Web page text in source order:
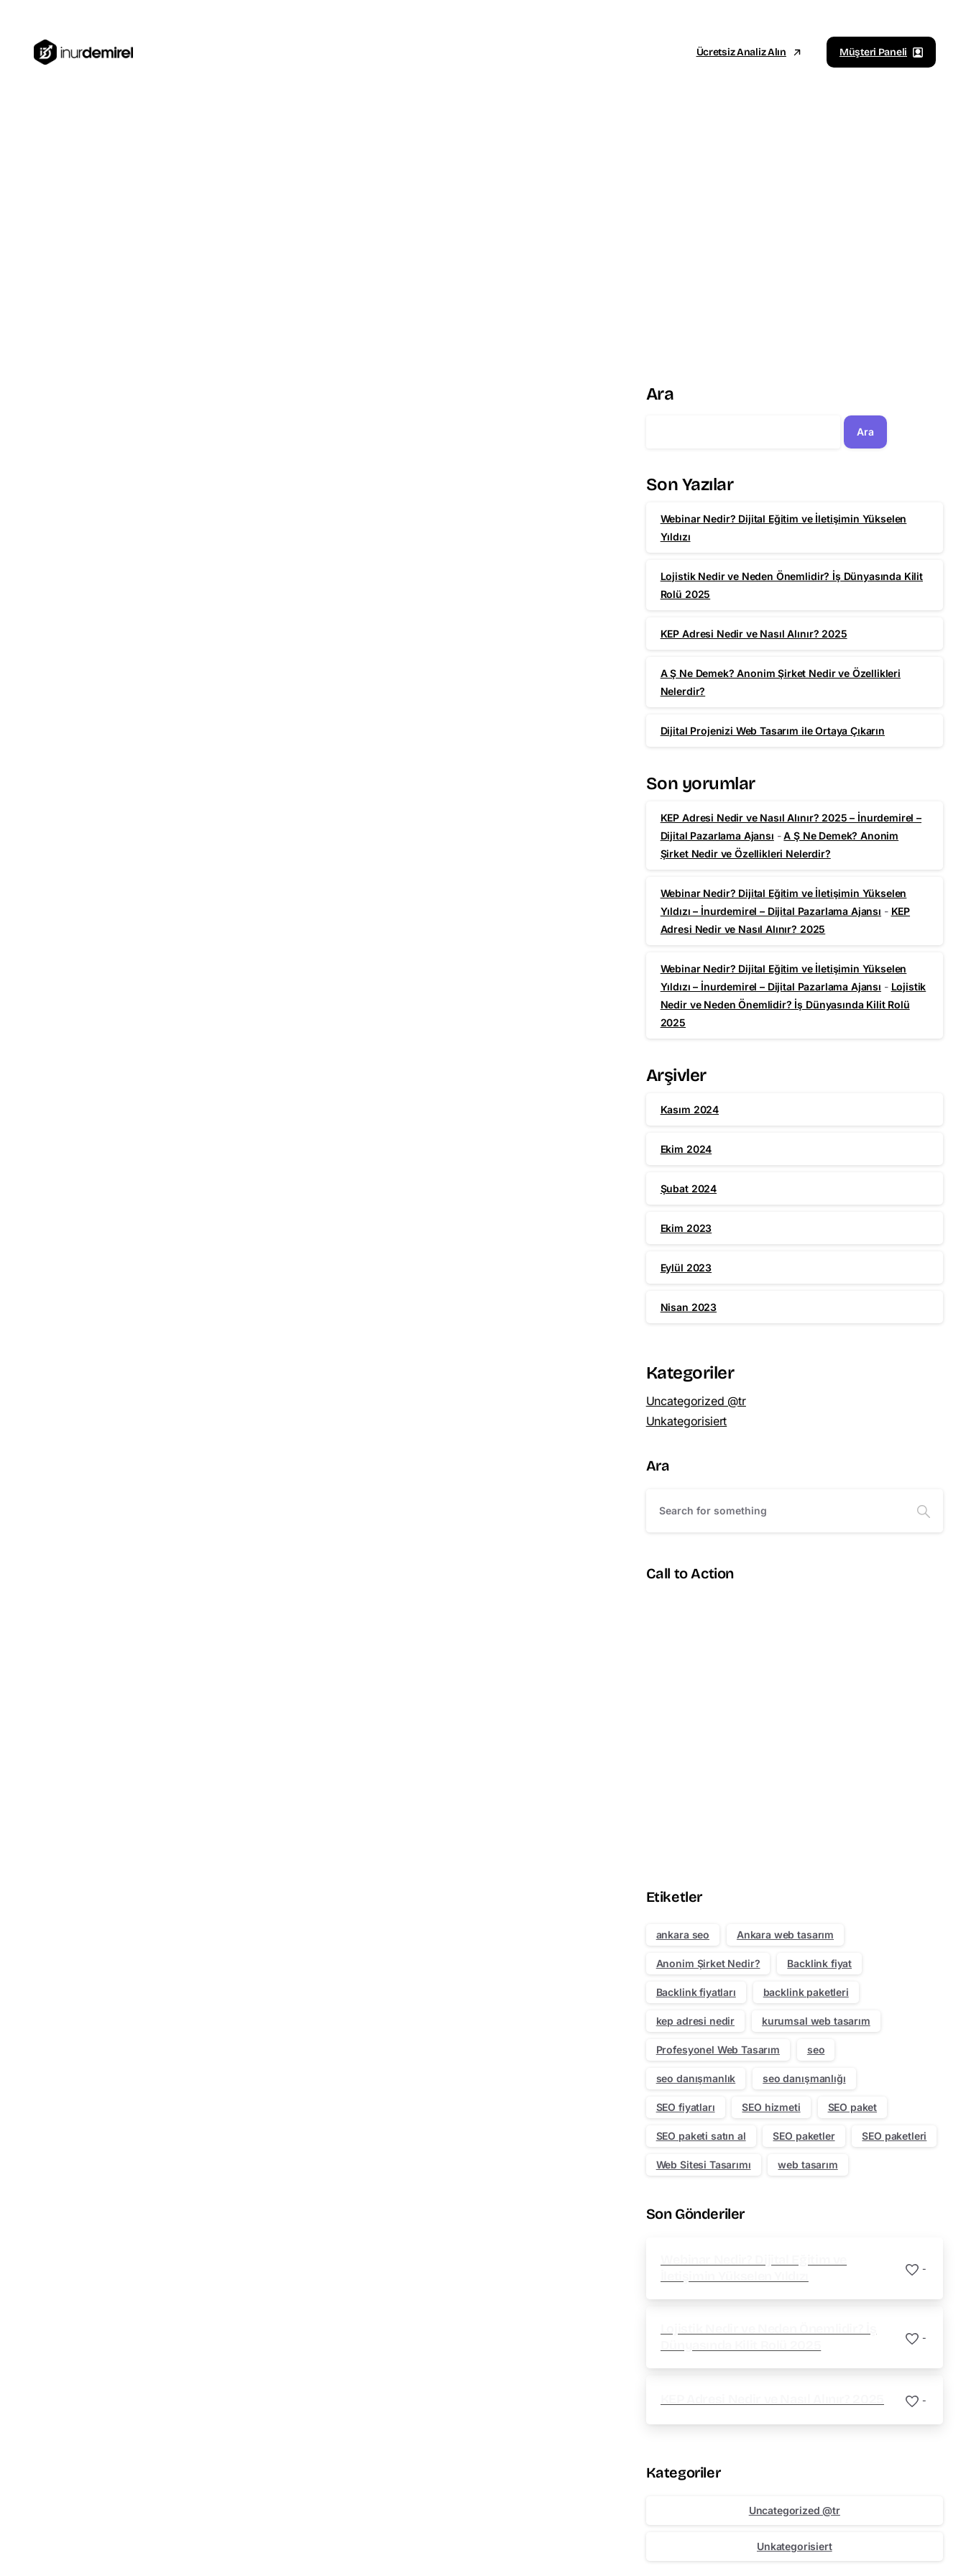
Ücretsiz Analiz Alın Müşteri Paneli
Ara
Ara
Son Yazılar
Webinar Nedir? Dijital Eğitim ve İletişimin Yükselen
Yıldızı
Lojistik Nedir ve Neden Önemlidir? İş Dünyasında Kilit
Rolü 2025
KEP Adresi Nedir ve Nasıl Alınır? 2025
A Ş Ne Demek? Anonim Şirket Nedir ve Özellikleri
Nelerdir?
Dijital Projenizi Web Tasarım ile Ortaya Çıkarın
Son yorumlar
KEP Adresi Nedir ve Nasıl Alınır? 2025 – İnurdemirel –
Dijital Pazarlama Ajansı -A Ş Ne Demek? Anonim
Şirket Nedir ve Özellikleri Nelerdir?
Webinar Nedir? Dijital Eğitim ve İletişimin Yükselen
Yıldızı – İnurdemirel – Dijital Pazarlama Ajansı - KEP
Adresi Nedir ve Nasıl Alınır? 2025
Webinar Nedir? Dijital Eğitim ve İletişimin Yükselen
Yıldızı – İnurdemirel – Dijital Pazarlama Ajansı - Lojistik
Nedir ve Neden Önemlidir? İş Dünyasında Kilit Rolü
2025
Arşivler
Kasım 2024
Ekim 2024
Şubat 2024
Ekim 2023
Eylül 2023
Nisan 2023
Kategoriler
Uncategorized @tr
Unkategorisiert
Ara
Call to Action
Etiketler
ankara seo Ankara web tasarım
Anonim Şirket Nedir? Backlink fiyat
Backlink fiyatları backlink paketleri
kep adresi nedir kurumsal web tasarım
Profesyonel Web Tasarım seo
seo danışmanlık seo danışmanlığı
SEO fiyatları SEO hizmeti SEO paket
SEO paketi satın al SEO paketler SEO paketleri
Web Sitesi Tasarımı web tasarım
Son Gönderiler
-
-
-
Kategoriler
Uncategorized @tr
Unkategorisiert